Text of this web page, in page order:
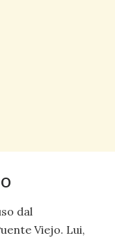
dal
Viejo. Lui,